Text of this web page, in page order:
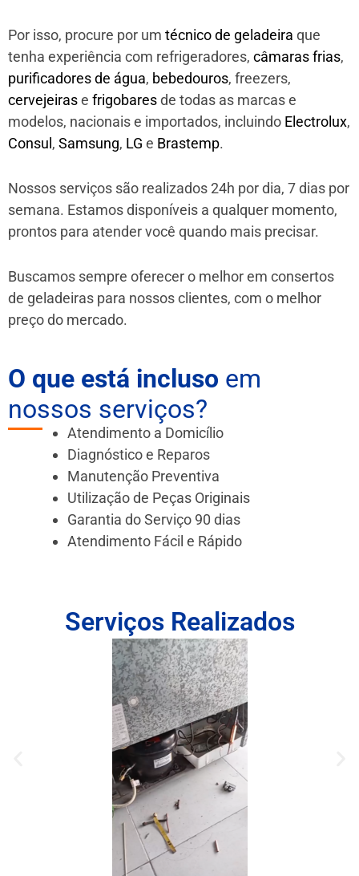
Por isso, procure por um técnico de geladeira que
tenha experiência com refrigeradores, câmaras frias,
purificadores de água, bebedouros, freezers,
cervejeirase frigobaresde todas as marcas e
modelos, nacionais e importados, incluindo Electrolux,
Consul , Samsung, LG e Brastemp.
Nossos serviços são realizados 24h por dia, 7 dias por
semana. Estamos disponíveis a qualquer momento,
prontos para atender você quando mais precisar.
Buscamos sempre oferecer o melhor em consertos
de geladeiras para nossos clientes, com o melhor
preço do mercado.
O que está incluso em
nossos serviços?
Atendimento a Domicílio
Diagnóstico e Reparos
Manutenção Preventiva
Utilização de Peças Originais
Garantia do Serviço 90 dias
Atendimento Fácil e Rápido
Serviços Realizados